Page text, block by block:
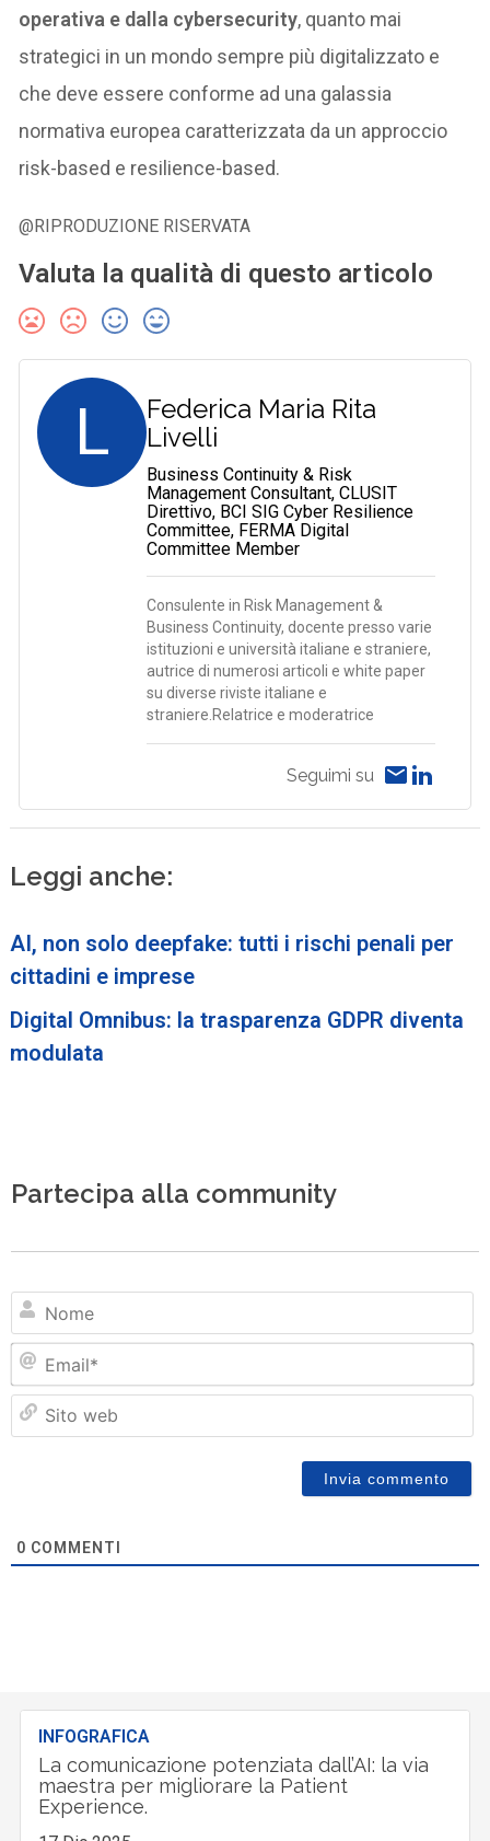
operativa e dalla cybersecurity, quanto mai
strategici in un mondo sempre più digitalizzato e
che deve essere conforme ad una galassia
normativa europea caratterizzata da un approccio
risk-based e resilience-based.
@RIPRODUZIONE RISERVATA
Valuta la qualità di questo articolo
L
Federica Maria Rita
Livelli
Business Continuity & Risk
Management Consultant, CLUSIT
Direttivo, BCI SIG Cyber Resilience
Committee, FERMA Digital
Committee Member
Consulente in Risk Management &
Business Continuity, docente presso varie
istituzioni e università italiane e straniere,
autrice di numerosi articoli e white paper
su diverse riviste italiane e
straniere.Relatrice e moderatrice
Seguimi su
Leggi anche:
AI, non solo deepfake: tutti i rischi penali per
cittadini e imprese
Digital Omnibus: la trasparenza GDPR diventa
modulata
Partecipa alla community
0 COMMENTI
INFOGRAFICA
La comunicazione potenziata dall’AI: la via
maestra per migliorare la Patient
Experience.